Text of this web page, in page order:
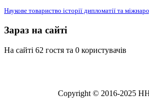
Наукове товариство історії дипломатії та
Зараз на сайті
На сайті 62 гостя та 0 користувачів
Copyright © 2016-2025 ННІ